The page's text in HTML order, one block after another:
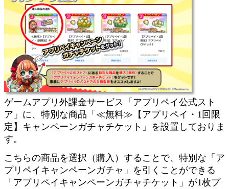
ゲームアプリ外課金サービス「アプリペイ公式スト
ア」に、特別な商品「≪無料≫【アプリペイ・1回限
定】キャンペーンガチャチケット」を設置しておりま
す。
こちらの商品を選択（購入）することで、特別な「ア
プリペイキャンペーンガチャ」を引くことができる
「アプリペイキャンペーンガチャチケット」が1枚プ